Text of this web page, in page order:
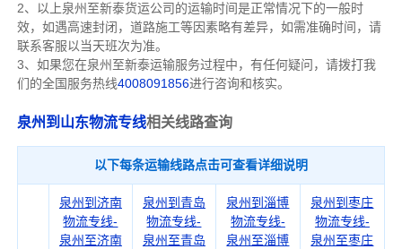
2、以上泉州 至新泰货运公司的运输时间是正常情况下的一般时
效，如遇高速封闭，道路施工等因素略有差异，如需准确时间，请
联系客服以当天班次为准。
3、如果您在泉州 至新泰运输服务过程中，有任何疑问，请拨打我
们的全国服务热线4008091856进行咨询和核实。
泉州到山东物流专线相关线路查询
以下每条运输线路点击可查看详细说明
泉州到济南
物流专线-
泉州至济南
泉州到青岛
物流专线-
泉州至青岛
泉州到淄博
物流专线-
泉州至淄博
泉州到枣庄
物流专线-
泉州至枣庄